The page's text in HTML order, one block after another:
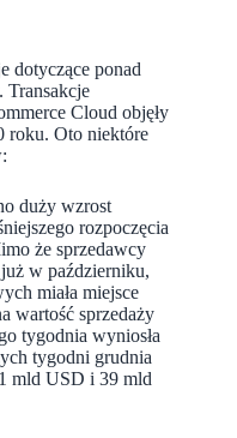
dotyczące ponad
Transakcje
Cloud objęły
roku. Oto niektóre
duży wzrost
rozpoczęcia
że sprzedawcy
w październiku,
miała miejsce
wartość sprzedaży
tygodnia wyniosła
tygodni grudnia
mld USD i 39 mld